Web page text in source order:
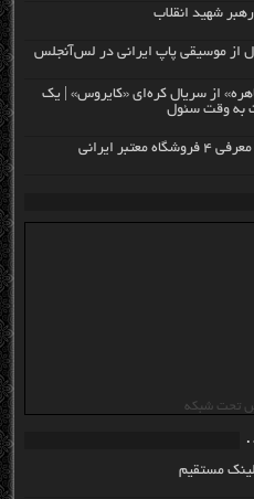
از موسیقی پاپ ایرانی در لس‌آنجلس
از سریال کره‌ای «کایروس» | یک
به وقت سئول
ایرانی
تحت شبکه
مستقیم